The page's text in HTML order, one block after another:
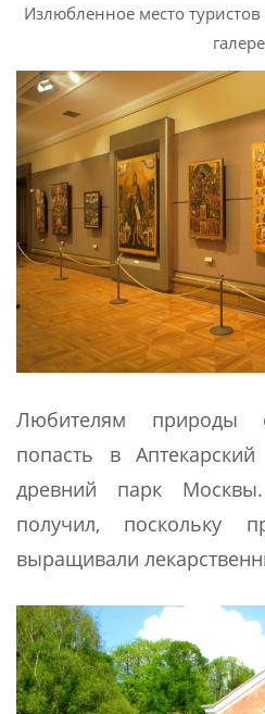
Излюбленное место
Любителям природы
попасть в
древний парк
получил, поскольку
выращивали